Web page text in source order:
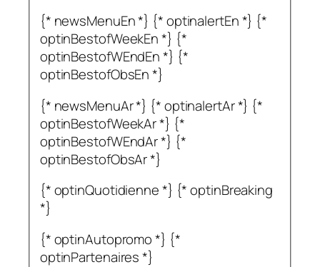
{* newsMenuEn *} {* optinalertEn *} {*
optinBestofWeekEn *} {*
optinBestofWEndEn *} {*
optinBestofObsEn *}
{* newsMenuAr *} {* optinalertAr *} {*
optinBestofWeekAr *} {*
optinBestofWEndAr *} {*
optinBestofObsAr *}
{* optinQuotidienne *} {* optinBreaking
*}
{* optinAutopromo *} {*
optinPartenaires *}